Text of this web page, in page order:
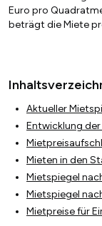
Euro pro
beträgt die Miete
Aktueller
Entwicklung
Mieten in den
Mietspiegel
Mietspiegel
Mietpreise für